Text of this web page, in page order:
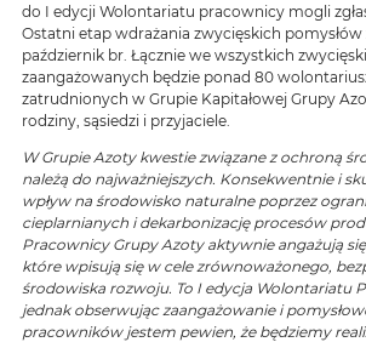
do I edycji Wolontariatu pracownicy mogli
Ostatni etap wdrażania zwycięskich
październik br. Łącznie we wszystkich
zaangażowanych będzie ponad 80
zatrudnionych w Grupie Kapitałowej Grupy
rodziny, sąsiedzi i przyjaciele.
W Grupie Azoty kwestie związane z ochroną
należą do najważniejszych. Konsekwentnie i
wpływ na środowisko naturalne poprzez
cieplarnianych i dekarbonizację procesów
Pracownicy Grupy Azoty aktywnie angażują
które wpisują się w cele zrównoważonego,
środowiska rozwoju. To I edycja Wolontariatu
jednak obserwując zaangażowanie i
pracowników jestem pewien, że będziemy